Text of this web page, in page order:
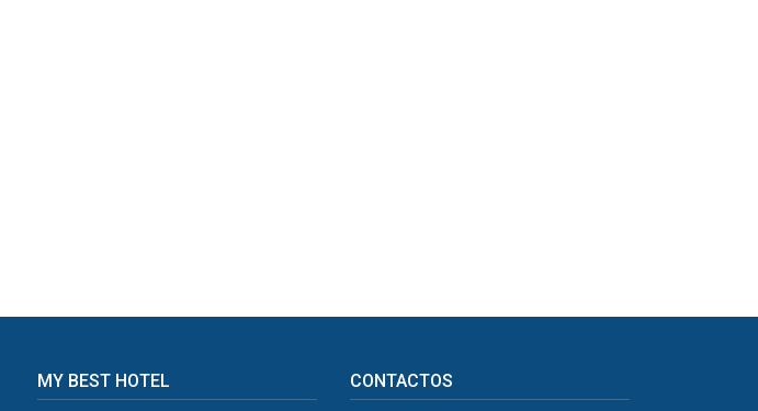
MY BEST HOTEL CONTACTOS